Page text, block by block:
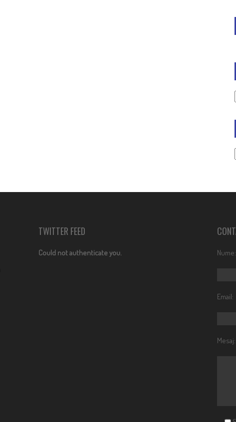
TWITTER FEED
Could not authenticate you. Nume:
Email:
Mesaj: